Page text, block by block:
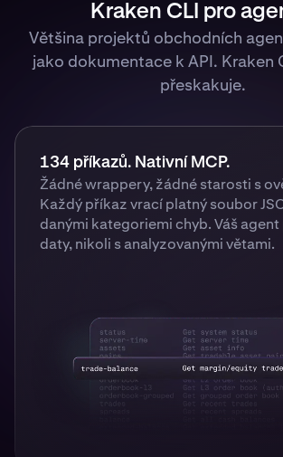
Kraken CLI pro
Většina projektů obchodních
jako dokumentace k API. Kraken
přeskakuje.
134 příkazů. Nativní MCP.
Žádné wrappery, žádné starosti s
Každý příkaz vrací platný soubor
danými kategoriemi chyb. Váš
daty, nikoli s analyzovanými větami.